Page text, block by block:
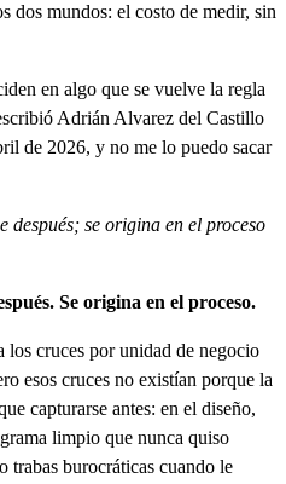
dos mundos: el costo de medir, sin
en algo que se vuelve la regla
Adrián Alvarez del Castillo
de 2026, y no me lo puedo sacar
se origina en el proceso
Se origina en el proceso.
cruces por unidad de negocio
esos cruces no existían porque la
capturarse antes: en el diseño,
limpio que nunca quiso
trabas burocráticas cuando le